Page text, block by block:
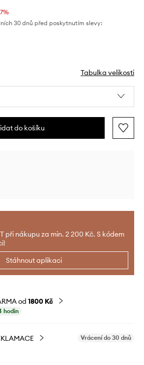
30 dnů před poskytnutím slevy:
Tabulka velikosti
do košíku
při nákupu za min. 2 200 Kč. S kódem
Stáhnout aplikaci
od 1800 Kč
hodin
Vrácení do 30 dnů